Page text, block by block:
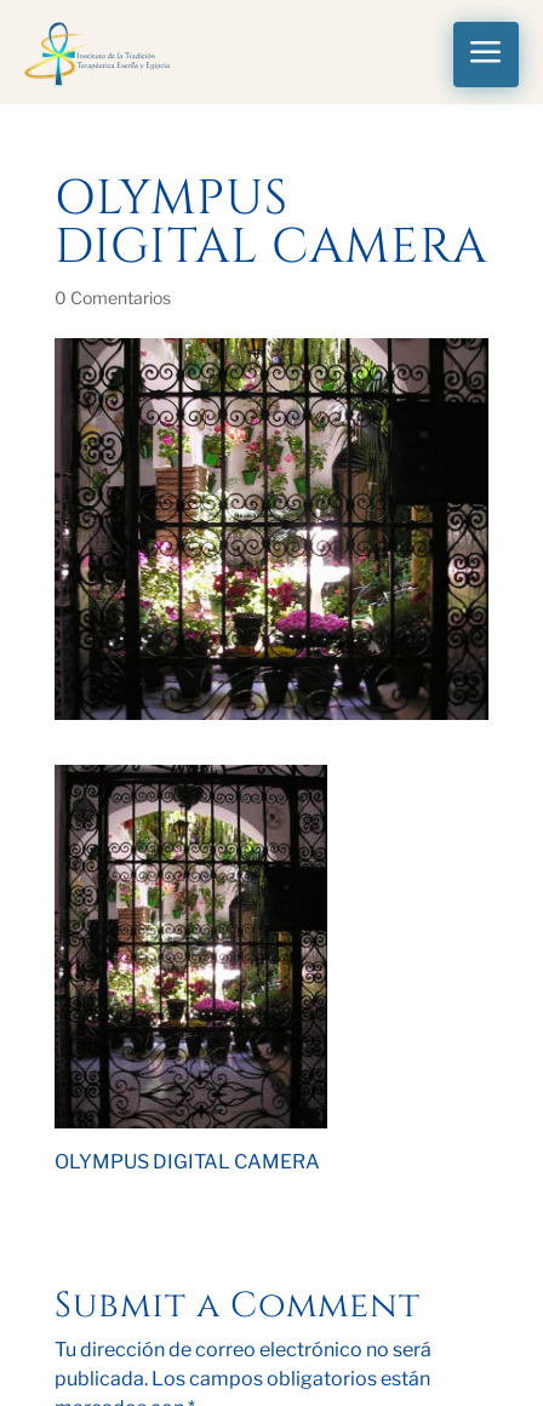
a
OLYMPUS
DIGITAL CAMERA
0 Comentarios
OLYMPUS DIGITAL CAMERA
Submit a Comment
Tu dirección de correo electrónico no será
publicada. Los campos obligatorios están